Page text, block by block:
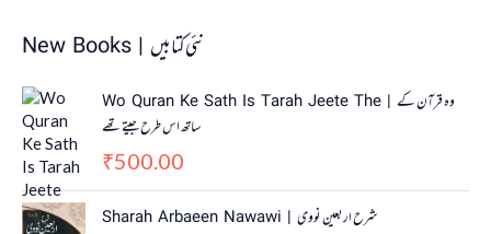
New Books | نئی کتابیں
Wo Quran Ke Sath Is Tarah Jeete The | وہ قرآن کے
ساتھ اس طرح جیتے تھے
₹500.00
Sharah Arbaeen Nawawi | شرح اربعین نووی